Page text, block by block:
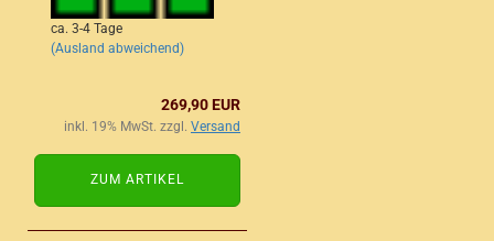
ca. 3-4 Tage
(Ausland abweichend)
269,90 EUR
inkl. 19% MwSt. zzgl. Versand
ZUM ARTIKEL